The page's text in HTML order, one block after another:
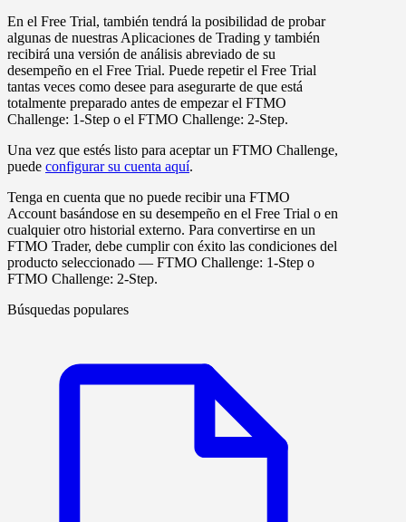
En el Free Trial, también tendrá la posibilidad de probar
algunas de nuestras Aplicaciones de Trading y también
recibirá una versión de análisis abreviado de su
desempeño en el Free Trial. Puede repetir el Free Trial
tantas veces como desee para asegurarte de que está
totalmente preparado antes de empezar el FTMO
Challenge: 1-Step o el FTMO Challenge: 2-Step.
Una vez que estés listo para aceptar un FTMO Challenge,
puede configurar su cuenta aquí.
Tenga en cuenta que no puede recibir una FTMO
Account basándose en su desempeño en el Free Trial o en
cualquier otro historial externo. Para convertirse en un
FTMO Trader, debe cumplir con éxito las condiciones del
producto seleccionado — FTMO Challenge: 1-Step o
FTMO Challenge: 2-Step.
Búsquedas populares